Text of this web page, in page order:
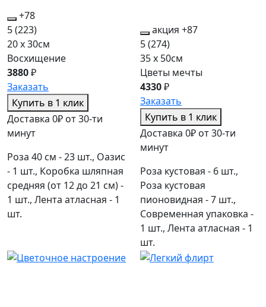
+78
5(223)
20 x 30см
Восхищение
3880₽
Заказать
Купить в 1 клик
Доставка 0₽ от 30-ти
минут
Роза 40 см - 23 шт., Оазис
- 1 шт., Коробка шляпная
средняя (от 12 до 21 см) -
1 шт., Лента атласная - 1
шт.
акция +87
5(274)
35 x 50см
Цветы мечты
4330₽
Заказать
Купить в 1 клик
Доставка 0₽ от 30-ти
минут
Роза кустовая - 6 шт.,
Роза кустовая
пионовидная - 7 шт.,
Современная упаковка -
1 шт., Лента атласная - 1
шт.